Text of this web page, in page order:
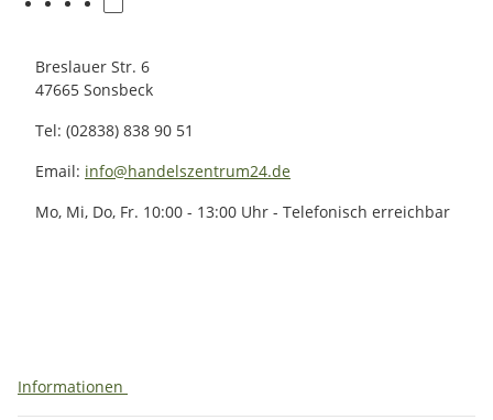
Breslauer Str. 6
47665 Sonsbeck
Tel: (02838) 838 90 51
Email: info@handelszentrum24.de
Mo, Mi, Do, Fr. 10:00 - 13:00 Uhr - Telefonisch erreichbar
Informationen